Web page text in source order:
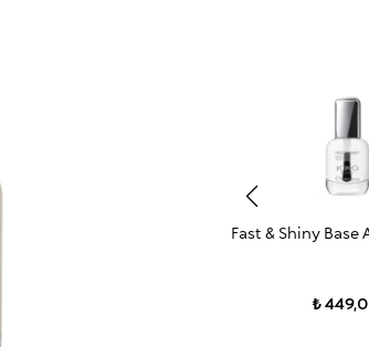
Fast & Shiny Base
₺